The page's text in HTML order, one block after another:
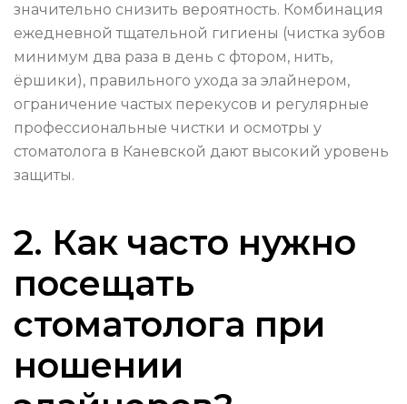
значительно снизить вероятность. Комбинация
ежедневной тщательной гигиены (чистка зубов
минимум два раза в день с фтором, нить,
ёршики), правильного ухода за элайнером,
ограничение частых перекусов и регулярные
профессиональные чистки и осмотры у
стоматолога в Каневской дают высокий уровень
защиты.
2. Как часто нужно
посещать
стоматолога при
ношении